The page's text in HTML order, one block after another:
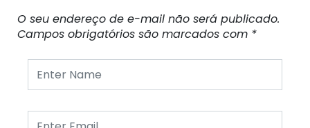
O seu endereço de e-mail não será publicado.
Campos obrigatórios são marcados com *